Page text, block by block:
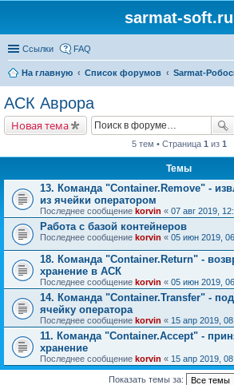
sarmat-soft.ru
Ссылки FAQ
На главную Список форумов Sarmat-
АСК Аврора
Новая тема
5 тем • Страница 1 из 1
Темы
13. Команда "Container.Remove" -
из ячейки оператором
Последнее сообщение korvin « 07 авг 2019,
Работа с базой контейнеров
Последнее сообщение korvin « 05 июн 2019,
18. Команда "Container.Return" -
хранение в АСК
Последнее сообщение korvin « 05 июн 2019,
14. Команда "Container.Transfer" -
ячейку оператора
Последнее сообщение korvin « 15 апр 2019,
11. Команда "Container.Accept" -
хранение
Последнее сообщение korvin « 15 апр 2019,
Показать темы за: